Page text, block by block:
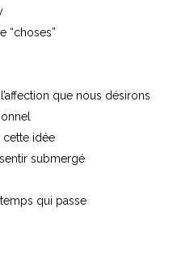
“choses”
que nous désirons
cette idée
submergé
qui passe